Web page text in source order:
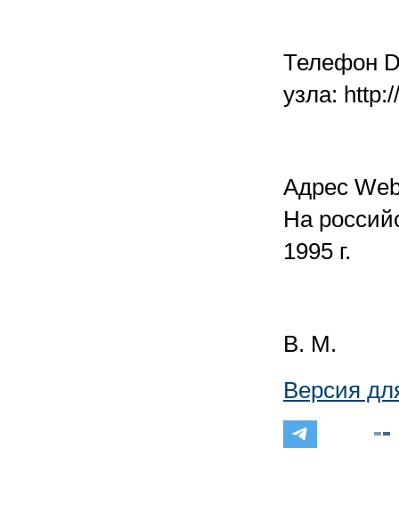
Телефон
узла:
Адрес
На
1995 г.
В. М.
Версия